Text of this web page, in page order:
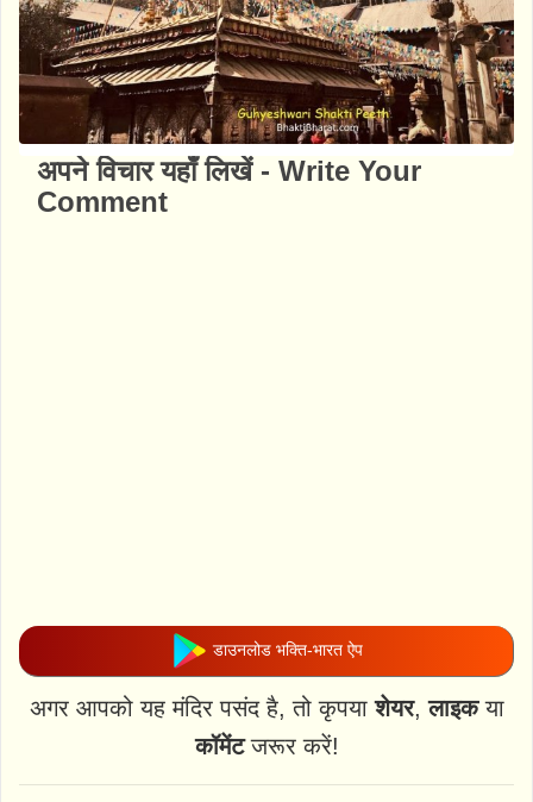
अपने विचार यहाँ लिखें - Write Your
Comment
डाउनलोड भक्ति-भारत ऐप
अगर आपको यह मंदिर पसंद है, तो कृपयाशेयर,लाइकया
कॉमेंटजरूर करें!